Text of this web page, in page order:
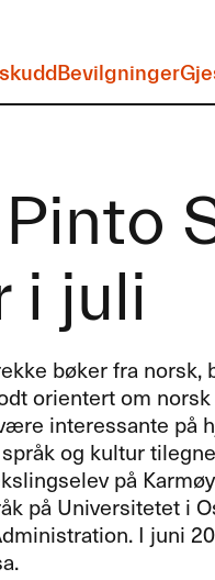
Bevilgninger
i juli
bøker fra norsk,
orientert om
interessante på
og kultur
på
på Universitetet i
I juni